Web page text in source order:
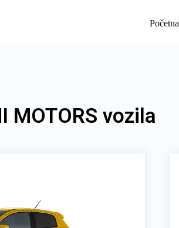
Početna
MOTORS vozila